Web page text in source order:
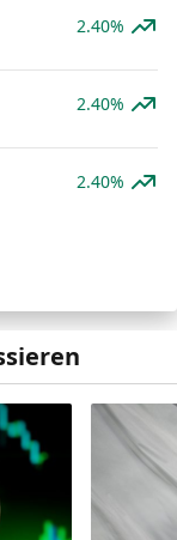
2.40%
2.40%
2.40%